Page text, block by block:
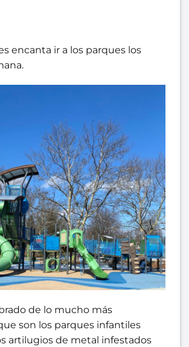
encanta ir a los parques los
de lo mucho más
son los parques infantiles
artilugios de metal infestados